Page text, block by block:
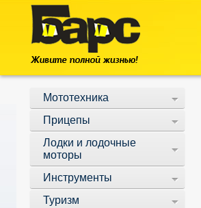
Мототехника
Прицепы
Лодки и лодочные
моторы
Инструменты
Туризм